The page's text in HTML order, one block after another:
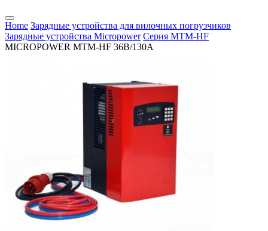
Home Зарядные устройства для вилочных погрузчиков
Зарядные устройства Micropower Серия MTM-HF
MICROPOWER MTM-HF 36В/130А